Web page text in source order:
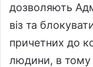
дозволяють
віз та
причетних до
людини, в тому